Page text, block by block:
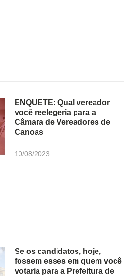
ENQUETE: Qual vereador
você reelegeria para a
Câmara de Vereadores de
Canoas
10/08/2023
Se os candidatos, hoje,
fossem esses em quem você
votaria para a Prefeitura de